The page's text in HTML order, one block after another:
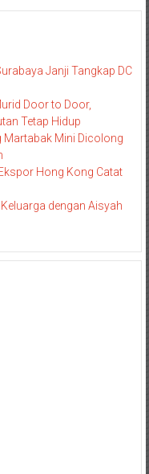
Janji Tangkap DC
Door to Door,
Tetap Hidup
Martabak Mini Dicolong
Hong Kong Catat
dengan Aisyah